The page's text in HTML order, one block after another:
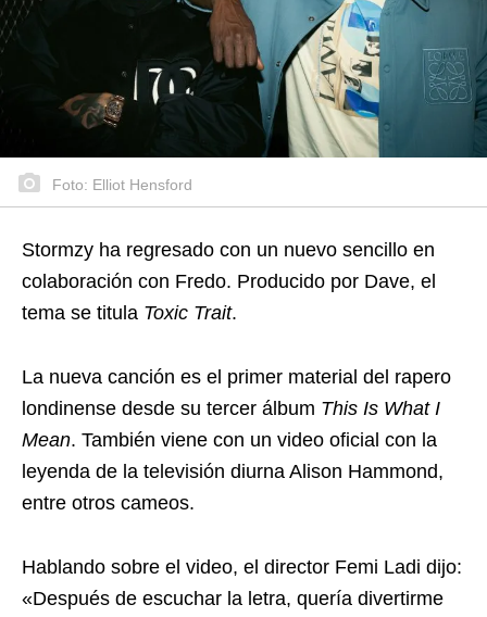
Foto: Elliot Hensford
Stormzy ha regresado con un nuevo sencillo en
colaboración con Fredo. Producido por Dave, el
tema se titula Toxic Trait.
La nueva canción es el primer material del rapero
londinense desde su tercer álbum This Is What I
Mean. También viene con un video oficial con la
leyenda de la televisión diurna Alison Hammond,
entre otros cameos.
Hablando sobre el video, el director Femi Ladi dijo:
«Después de escuchar la letra, quería divertirme